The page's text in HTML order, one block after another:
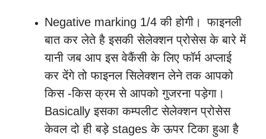
Negative marking 1/4 की होगी।
फाइनली
बात कर लेते है इसकी सेलेक्शन प्रोसेस के बारे में
यानी जब आप इस वेकैंसी के लिए फॉर्म अप्लाई
कर देंगे तो फाइनल सिलेक्शन लेने तक आपको
किस -किस क्रम से आपको गुजरना पड़ेगा।
Basically इसका कम्पलीट सेलेक्शन प्रोसेस
केवल दो ही बड़े stages के ऊपर टिका हुआ है